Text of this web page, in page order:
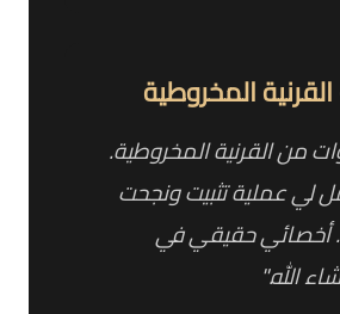
المخروطية
من القرنية المخروطية.
لي عملية تثبيت ونجحت
أخصائي حقيقي في
الله."